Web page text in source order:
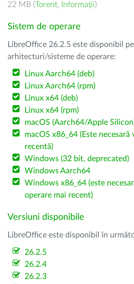
22 MB (Torent, Informații)
Sistem de operare
LibreOffice 26.2.5 este disponibil
arhitecturi/sisteme de operare:
Linux Aarch64 (deb)
Linux Aarch64 (rpm)
Linux x64 (deb)
Linux x64 (rpm)
macOS (Aarch64/Apple
macOS x86_64 (Este
recentă)
Windows (32 bit, deprecated)
Windows Aarch64
Windows x86_64 (este
operare mai recent)
Versiuni disponibile
LibreOffice este disponibil în
26.2.5
26.2.4
26.2.3